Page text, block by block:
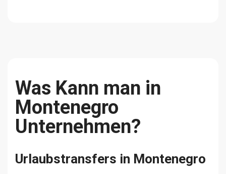
Was Kann man in
Montenegro
Unternehmen?
Urlaubstransfers in Montenegro